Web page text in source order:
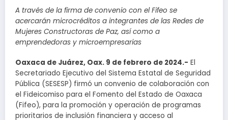
A través de la firma de convenio con el Fifeo se
acercarán microcréditos a integrantes de las Redes de
Mujeres Constructoras de Paz, así como a
emprendedoras y microempresarias
Oaxaca de Juárez, Oax. 9 de febrero de 2024.- El
Secretariado Ejecutivo del Sistema Estatal de Seguridad
Pública (SESESP) firmó un convenio de colaboración con
el Fideicomiso para el Fomento del Estado de Oaxaca
(Fifeo), para la promoción y operación de programas
prioritarios de inclusión financiera y acceso al